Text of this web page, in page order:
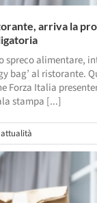
arriva la
spreco alimentare,
bag’ al ristorante.
Forza Italia
stampa [...]
attualità